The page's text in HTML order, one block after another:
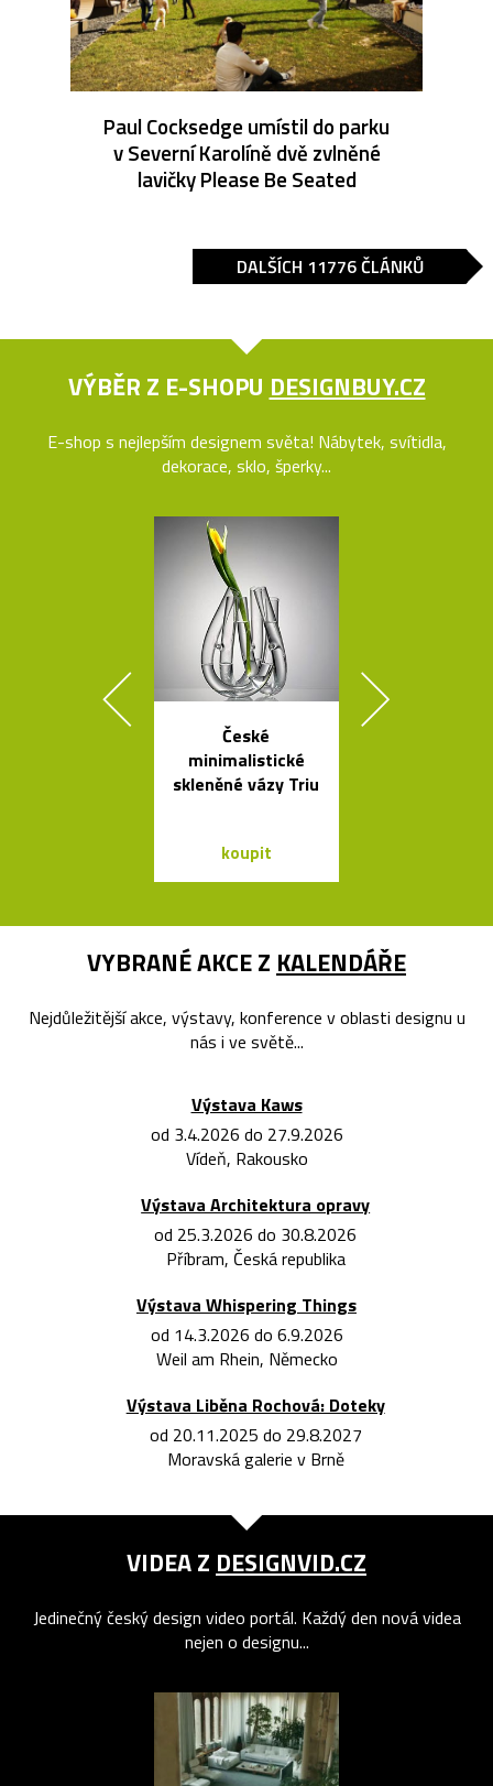
Paul Cocksedge umístil do parku
v Severní Karolíně dvě zvlněné
lavičky Please Be Seated
DALŠÍCH 11776 ČLÁNKŮ
VÝBĚR Z E-SHOPU DESIGNBUY.CZ
E-shop s nejlepším designem světa! Nábytek, svítidla,
dekorace, sklo, šperky...
České
minimalistické
skleněné vázy Triu
koupit
VYBRANÉ AKCE Z KALENDÁŘE
Nejdůležitější akce, výstavy, konference v oblasti designu u
nás i ve světě...
Výstava Kaws
od 3.4.2026 do 27.9.2026
Vídeň, Rakousko
Výstava Architektura opravy
od 25.3.2026 do 30.8.2026
Příbram, Česká republika
Výstava Whispering Things
od 14.3.2026 do 6.9.2026
Weil am Rhein, Německo
Výstava Liběna Rochová: Doteky
od 20.11.2025 do 29.8.2027
Moravská galerie v Brně
VIDEA Z DESIGNVID.CZ
Jedinečný český design video portál. Každý den nová videa
nejen o designu...